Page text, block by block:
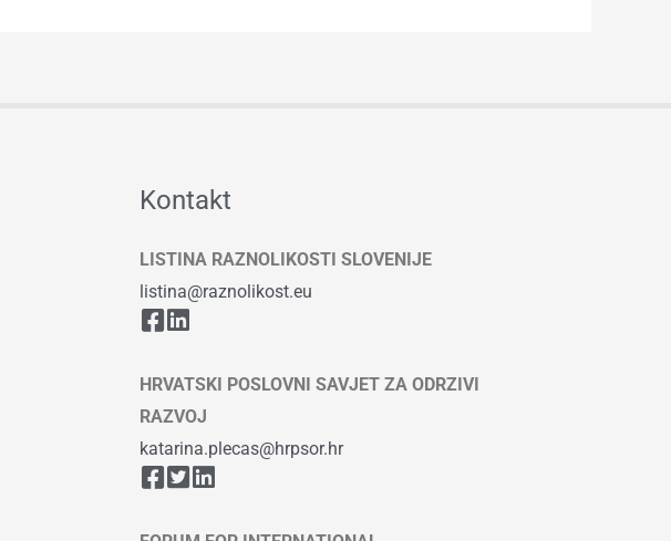
Kontakt
LISTINA RAZNOLIKOSTI SLOVENIJE
listina@raznolikost.eu
HRVATSKI POSLOVNI SAVJET ZA ODRZIVI
RAZVOJ
katarina.plecas@hrpsor.hr